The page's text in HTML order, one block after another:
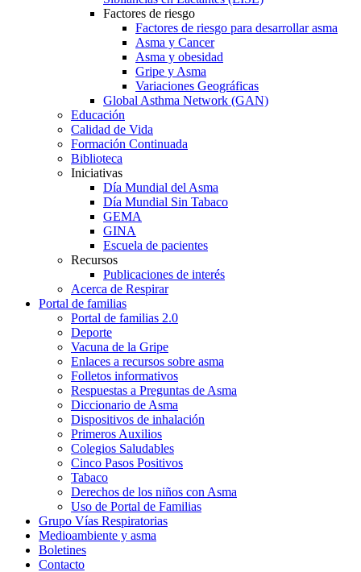
Factores de riesgo
Factores de riesgo para desarrollar asma
Asma y Cancer
Asma y obesidad
Gripe y Asma
Variaciones Geográficas
Global Asthma Network (GAN)
Educación
Calidad de Vida
Formación Continuada
Biblioteca
Iniciativas
Día Mundial del Asma
Día Mundial Sin Tabaco
GEMA
GINA
Escuela de pacientes
Recursos
Publicaciones de interés
Acerca de Respirar
Portal de familias
Portal de familias 2.0
Deporte
Vacuna de la Gripe
Enlaces a recursos sobre asma
Folletos informativos
Respuestas a Preguntas de Asma
Diccionario de Asma
Dispositivos de inhalación
Primeros Auxilios
Colegios Saludables
Cinco Pasos Positivos
Tabaco
Derechos de los niños con Asma
Uso de Portal de Familias
Grupo Vías Respiratorias
Medioambiente y asma
Boletines
Contacto